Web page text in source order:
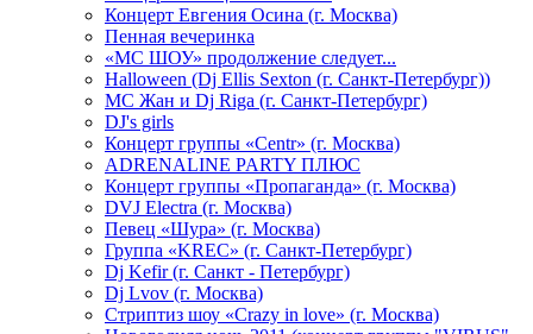
Концерт Евгения Осина (г. Москва)
Пенная вечеринка
«МС ШОУ» продолжение следует...
Halloween (Dj Ellis Sexton (г. Санкт-Петербург))
МС Жан и Dj Riga (г. Санкт-Петербург)
DJ's girls
Концерт группы «Centr» (г. Москва)
ADRENALINE PARTY ПЛЮС
Концерт группы «Пропаганда» (г. Москва)
DVJ Electra (г. Москва)
Певец «Шура» (г. Москва)
Группа «KREC» (г. Санкт-Петербург)
Dj Kefir (г. Санкт - Петербург)
Dj Lvov (г. Москва)
Стриптиз шоу «Crazy in love» (г. Москва)